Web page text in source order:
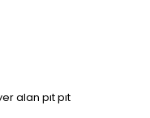
alan pıt pıt